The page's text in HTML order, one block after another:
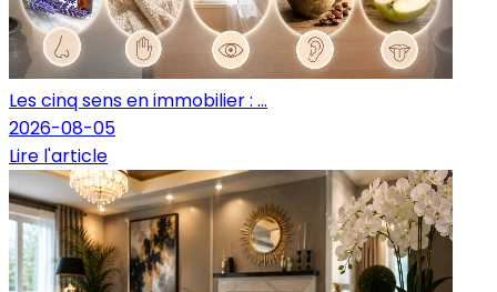
Les cinq sens en immobilier : ...
2026-08-05
Lire l'article